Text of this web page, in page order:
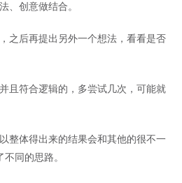
、创意做结合。
之后再提出另外一个想法，看看是否
且符合逻辑的，多尝试几次，可能就
整体得出来的结果会和其他的很不一
同的思路。